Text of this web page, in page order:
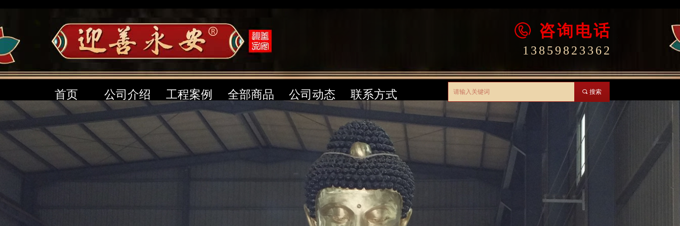
13859823362
咨询电话
首页 公司介绍 工程案例 全部商品 公司动态 联系方式 끠 搜索